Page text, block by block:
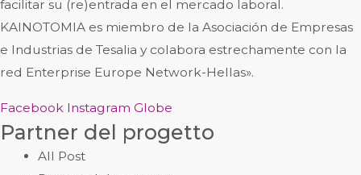
facilitar su (re)entrada en el mercado laboral.
KAINOTOMIA es miembro de la Asociación de Empresas
e Industrias de Tesalia y colabora estrechamente con la
red Enterprise Europe Network-Hellas».
Facebook Instagram Globe
Partner del progetto
All Post